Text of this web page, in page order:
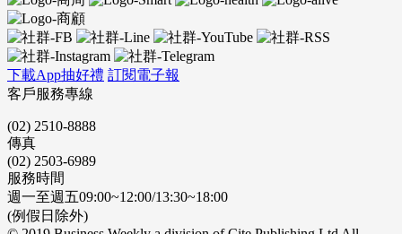
下載App抽好禮 訂閱電子報
客戶服務專線
(02) 2510-8888
傳真
(02) 2503-6989
服務時間
週一至週五09:00~12:00/13:30~18:00
(例假日除外)